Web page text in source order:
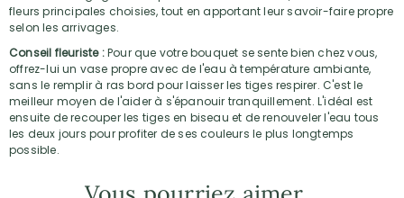
fleurs principales choisies, tout en apportant leur savoir-faire propre
selon les arrivages.
Conseil fleuriste :Pour que votre bouquet se sente bien chez vous,
offrez-lui un vase propre avec de l'eau à température ambiante,
sans le remplir à ras bord pour laisser les tiges respirer. C'est le
meilleur moyen de l'aider à s'épanouir tranquillement. L'idéal est
ensuite de recouper les tiges en biseau et de renouveler l'eau tous
les deux jours pour profiter de ses couleurs le plus longtemps
possible.